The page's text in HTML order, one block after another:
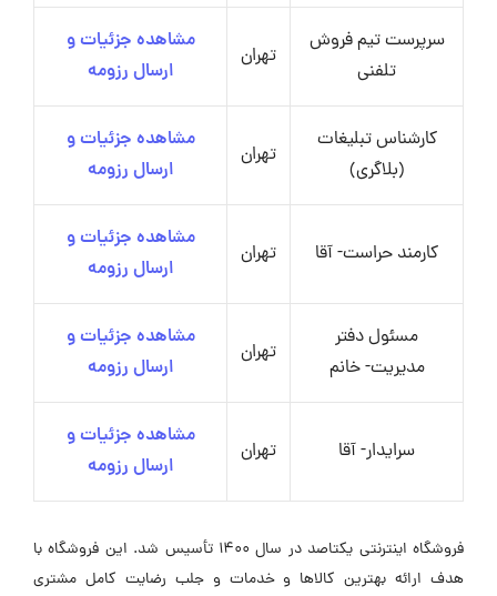
سرپرست تیم فروش
تلفنی
تهران
مشاهده جزئیات و
ارسال رزومه
کارشناس تبلیغات
(بلاگری)
تهران
مشاهده جزئیات و
ارسال رزومه
کارمند حراست- آقا تهران
مشاهده جزئیات و
ارسال رزومه
مسئول دفتر
مدیریت- خانم
تهران
مشاهده جزئیات و
ارسال رزومه
سرایدار- آقا تهران
مشاهده جزئیات و
ارسال رزومه
فروشگاه اینترنتی یکتاصد در سال 1400 تأسیس شد. این فروشگاه با
هدف ارائه بهترین کالاها و خدمات و جلب رضایت کامل مشتری